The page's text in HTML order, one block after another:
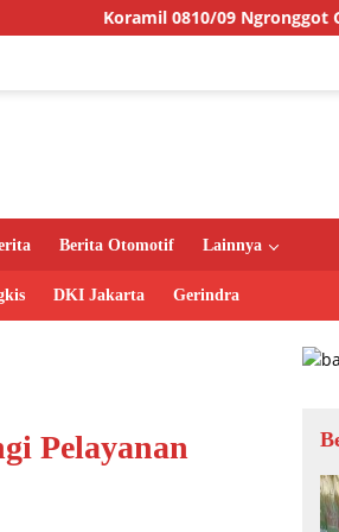
0810/09 Ngronggot Gelar Jumat
Berita Otomotif Lainnya
DKI Jakarta Gerindra
Pelayanan